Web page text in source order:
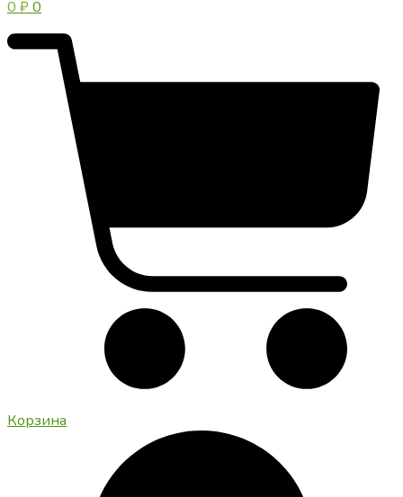
0 ₽0
Корзина